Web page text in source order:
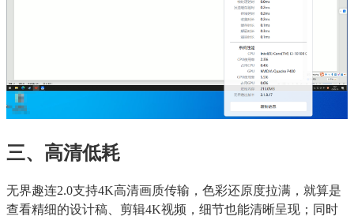
三、高清低耗
无界趣连2.0支持4K高清画质传输，色彩还原度拉满，就算是
查看精细的设计稿、剪辑4K视频，细节也能清晰呈现；同时